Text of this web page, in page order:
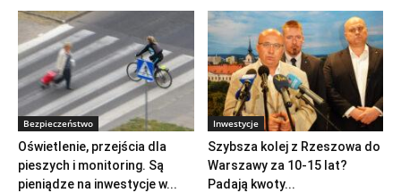
Bezpieczeństwo
Oświetlenie, przejścia dla
pieszych i monitoring. Są
pieniądze na inwestycje w...
Inwestycje
Szybsza kolej z Rzeszowa do
Warszawy za 10-15 lat?
Padają kwoty...